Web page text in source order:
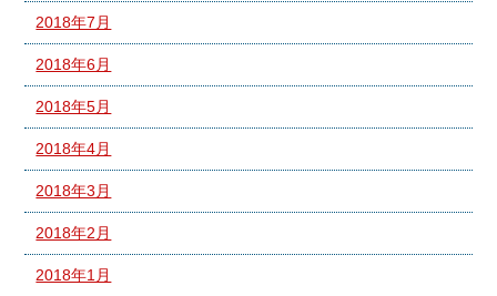
2018年7月
2018年6月
2018年5月
2018年4月
2018年3月
2018年2月
2018年1月